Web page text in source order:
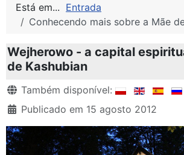
Está em... Entrada
Conhecendo mais sobre a Mãe
Wejherowo - a capital
de Kashubian
Detalhes
Também disponível:
Publicado em 15 agosto 2012